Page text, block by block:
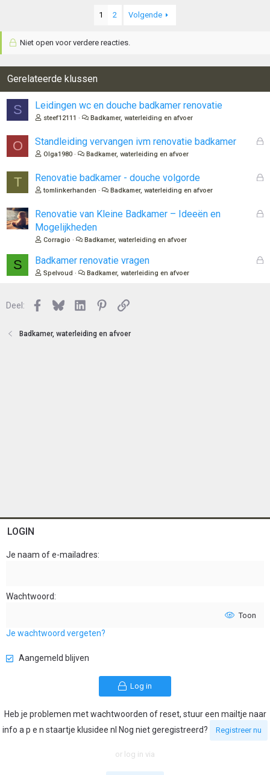
1 2 Volgende
Niet open voor verdere reacties.
Gerelateerde klussen
S Leidingen wc en douche badkamer renovatie
steef12111 Badkamer, waterleiding en afvoer
O
G
n
Standleiding vervangen ivm renovatie badkamer
Olga1980 Badkamer, waterleiding en afvoer
T
G
Renovatie badkamer - douche volgorde
tomlinkerhanden Badkamer, waterleiding en afvoer
G
o
Renovatie van Kleine Badkamer – Ideeën en
Mogelijkheden
Corragio Badkamer, waterleiding en afvoer
S
G
Badkamer renovatie vragen
Spelvoud Badkamer, waterleiding en afvoer
Deel: Facebook
BlueskyLinkedInPinterest
Link
Badkamer, waterleiding en afvoer
LOGIN
Je naam of e-mailadres
Wachtwoord
Toon
Je wachtwoord vergeten?
Aangemeld blijven
Log in
Heb je problemen met wachtwoorden of reset, stuur een mailtje naar
info a p e n staartje klusidee nl Nog niet geregistreerd?
Registreer nu
or log in via